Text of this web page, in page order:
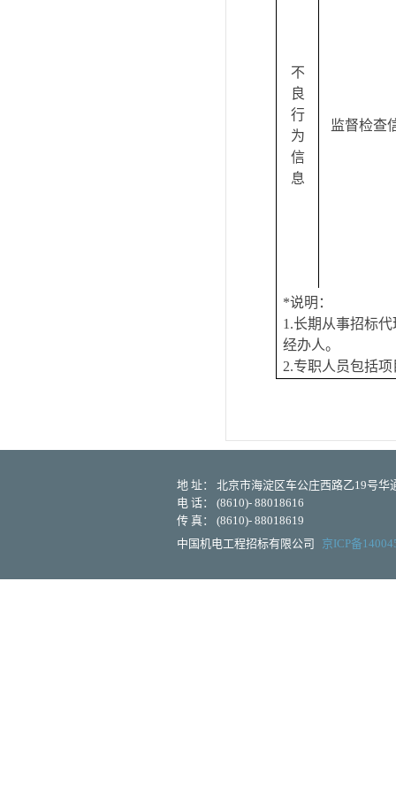
不
良
行
为
信
息
监督检查
*说明：
1.长期从事招标
经办人。
2.专职人员包括
地 址： 北京市海淀区车公庄西路乙19号华
电 话： (8610)- 88018616
传 真： (8610)- 88018619
中国机电工程招标有限公司
京ICP备